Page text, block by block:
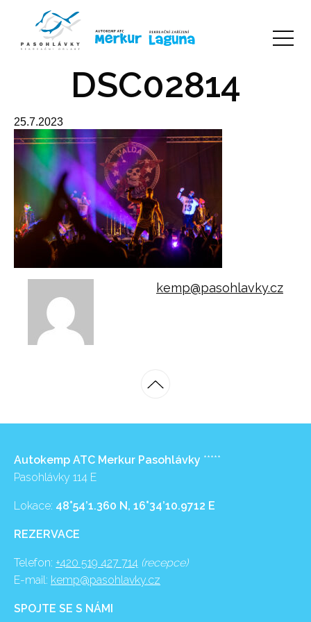
DSC02814
25.7.2023
kemp@pasohlavky.cz
Autokemp ATC Merkur Pasohlávky *****
Pasohlávky 114 E
Lokace: 48°54’1.360 N, 16°34’10.9712 E
REZERVACE
Telefon: +420 519 427 714 (recepce)
E-mail: kemp@pasohlavky.cz
SPOJTE SE S NÁMI